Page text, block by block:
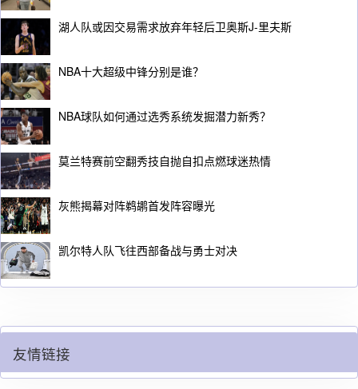
湖人队或因交易需求放弃年轻后卫奥斯J-里夫斯
NBA十大超级中锋分别是谁？
NBA球队如何通过选秀系统发掘潜力新秀？
莫兰特赛前空翻秀技自抛自扣点燃球迷热情
灰熊揭幕对阵鹈鹕首发阵容曝光
凯尔特人队飞往西部备战与勇士对决
友情链接